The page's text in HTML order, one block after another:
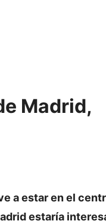
Madrid,
a estar en el
estaría